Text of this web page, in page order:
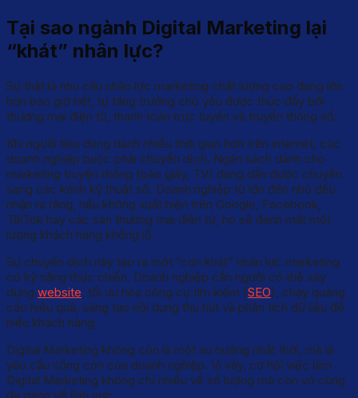
Tại sao ngành Digital Marketing lại
“khát” nhân lực?
Sự thật là nhu cầu nhân lực marketing chất lượng cao đang lớn
hơn bao giờ hết, tự tăng trưởng chủ yếu được thúc đẩy bởi
thương mại điện tử, thanh toán trực tuyến và truyền thông số.
Khi người tiêu dùng dành nhiều thời gian hơn trên internet, các
doanh nghiệp buộc phải chuyển dịch. Ngân sách dành cho
marketing truyền thống (báo giấy, TV) đang dần được chuyển
sang các kênh kỹ thuật số. Doanh nghiệp từ lớn đến nhỏ đều
nhận ra rằng, nếu không xuất hiện trên Google, Facebook,
TikTok hay các sàn thương mại điện tử, họ sẽ đánh mất một
lượng khách hàng khổng lồ.
Sự chuyển dịch này tạo ra một “cơn khát” nhân lực marketing
có kỹ năng thực chiến. Doanh nghiệp cần người có thể xây
dựng website , tối ưu hóa công cụ tìm kiếm (SEO), chạy quảng
cáo hiệu quả, sáng tạo nội dung thu hút và phân tích dữ liệu để
hiểu khách hàng.
Digital Marketing không còn là một xu hướng nhất thời, mà là
yêu cầu sống còn của doanh nghiệp. Vì vậy, cơ hội việc làm
Digital Marketing không chỉ nhiều về số lượng mà còn vô cùng
đa dạng về lĩnh vực.